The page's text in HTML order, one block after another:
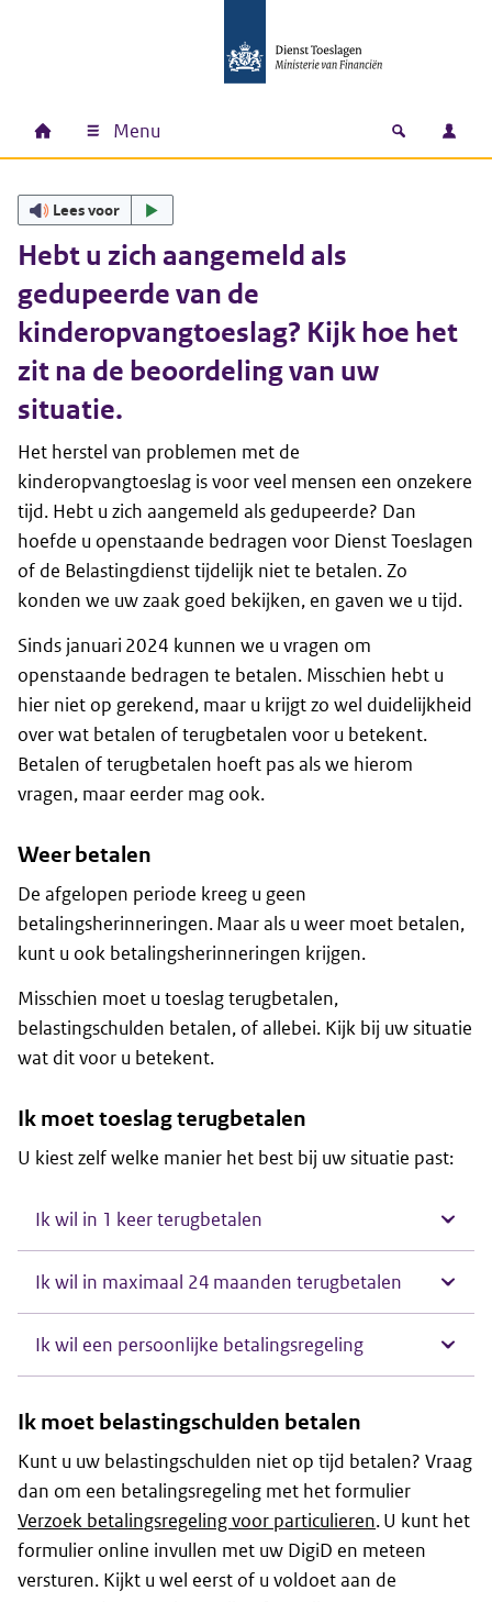
Hoofdnavigatie
Home Menu Open
Lees voor
Hebt u zich aangemeld als
gedupeerde van de
kinderopvangtoeslag? Kijk hoe het
zit na de beoordeling van uw
situatie.
Het herstel van problemen met de
kinderopvangtoeslag is voor veel mensen een onzekere
tijd. Hebt u zich aangemeld als gedupeerde? Dan
hoefde u openstaande bedragen voor Dienst Toeslagen
of de Belastingdienst tijdelijk niet te betalen. Zo
konden we uw zaak goed bekijken, en gaven we u tijd.
Sinds januari 2024 kunnen we u vragen om
openstaande bedragen te betalen. Misschien hebt u
hier niet op gerekend, maar u krijgt zo wel duidelijkheid
over wat betalen of terugbetalen voor u betekent.
Betalen of terugbetalen hoeft pas als we hierom
vragen, maar eerder mag ook.
Weer betalen
De afgelopen periode kreeg u geen
betalingsherinneringen. Maar als u weer moet betalen,
kunt u ook betalingsherinneringen krijgen.
Misschien moet u toeslag terugbetalen,
belastingschulden betalen, of allebei. Kijk bij uw situatie
wat dit voor u betekent.
Ik moet toeslag terugbetalen
U kiest zelf welke manier het best bij uw situatie past:
Ik wil in 1 keer terugbetalen
Ik wil in maximaal 24 maanden terugbetalen
Ik wil een persoonlijke betalingsregeling
Ik moet belastingschulden betalen
Kunt u uw belastingschulden niet op tijd betalen? Vraag
dan om een betalingsregeling met het formulier
Verzoek betalingsregeling voor particulieren. U kunt het
formulier online invullen met uw DigiD en meteen
versturen. Kijkt u wel eerst of u voldoet aan de